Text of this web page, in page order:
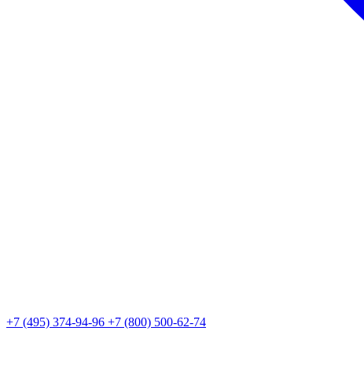
+7 (495) 374-94-96 +7 (800) 500-62-74